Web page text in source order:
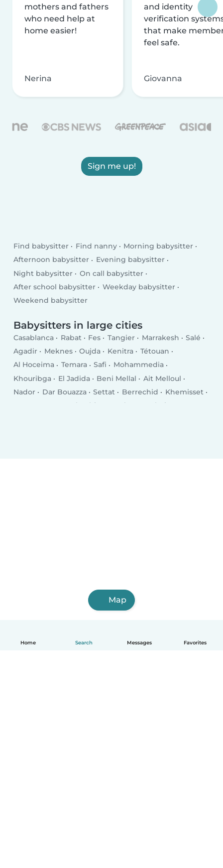
Home Search Messages Favorites
mothers and fathers
who need help at
home easier!
Nerina
and identity
verification
that make
feel safe.
Giovanna
Sign me up!
Find babysitter Find nanny
Morning babysitter
Afternoon babysitter
Evening babysitter
Night babysitter
On call babysitter
After school babysitter
Weekday babysitter
Weekend babysitter
Babysitters in large cities
Casablanca Rabat Fes Tangier Marrakesh
Salé
Agadir
Meknes Oujda Kenitra
Tétouan
Al Hoceima
Temara Safi
Mohammedia
Khouribga
El Jadida Beni Mellal
Ait Melloul
Nador
Dar Bouazza Settat Berrechid
Khemisset
Ksar El Kebir Larache
Guelmim
Map